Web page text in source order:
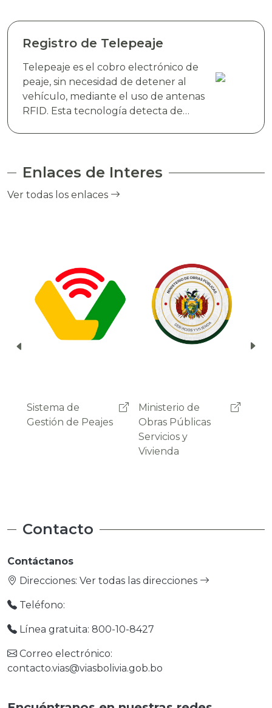
Registro de Telepeaje
Telepeaje es el cobro electrónico de
peaje, sin necesidad de detener al
vehículo, mediante el uso de antenas
RFID. Esta tecnología detecta de
el cobro de peaje a través del debito
usuario.
Enlaces de Interes
Ver todas los enlaces
Ministerio de
Obras Públicas
Administradora
Boliviana de
Carreteras
Contacto
Contáctanos
Direcciones: Ver todas las direcciones
Teléfono:
Línea gratuita: 800-10-8427
Correo electrónico:
contacto.vias@viasbolivia.gob.bo